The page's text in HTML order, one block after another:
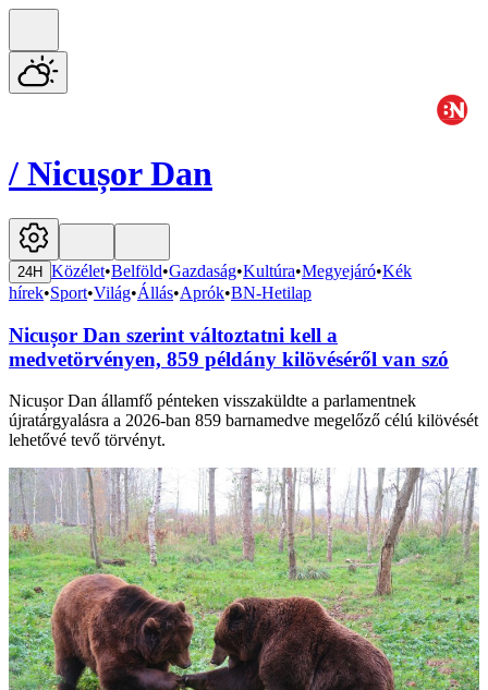
/ Nicușor Dan
24H Közélet•Belföld•Gazdaság•Kultúra•Megyejáró•Kék
hírek•Sport•Világ•Állás•Aprók•BN-Hetilap
Nicușor Dan szerint változtatni kell a
medvetörvényen, 859 példány kilövéséről van szó
Nicușor Dan államfő pénteken visszaküldte a parlamentnek
újratárgyalásra a 2026-ban 859 barnamedve megelőző célú kilövését
lehetővé tevő törvényt.